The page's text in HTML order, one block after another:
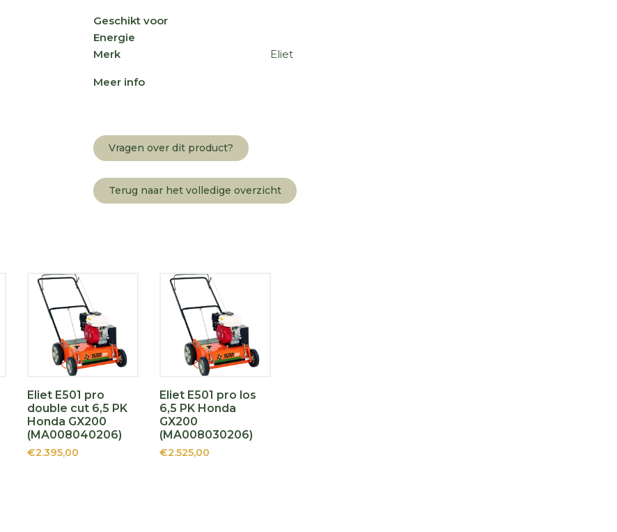
Geschikt voor
Energie
Merk
Eliet
Meer info
Vragen over dit product?
Terug naar het volledige overzicht
Eliet E501 pro
double cut 6,5 PK
Honda GX200
(MA008040206)
€2.395,00
Eliet E501 pro los
6,5 PK Honda
GX200
(MA008030206)
€2.525,00